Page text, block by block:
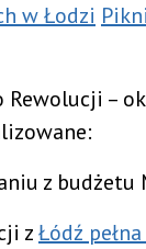
w Łodzi
Rewolucji –
z budżetu
zŁódź